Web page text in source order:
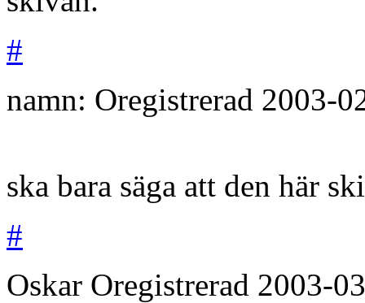
#
namn: Oregistrerad 2003-
ska bara säga att den här
#
Oskar Oregistrerad 2003-